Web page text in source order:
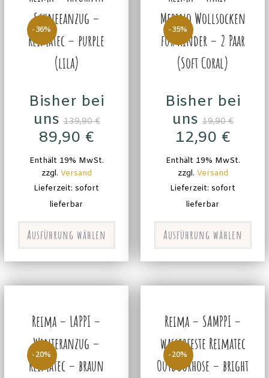
-36%
Schneeanzug –
Reimatec – purple
(lila)
Bisher bei
uns 139,90€
89,90 €
Enthält 19% MwSt.
zzgl. Versand
Lieferzeit: sofort
lieferbar
Ausführung wählen
-35%
Merino Wollsocken
für Kinder – 2 Paar
(Soft Coral)
Bisher bei
uns 19,90€
12,90 €
Enthält 19% MwSt.
zzgl. Versand
Lieferzeit: sofort
lieferbar
Ausführung wählen
-20%
Reima – LAPPI –
Winteranzug –
Reimatec – braun
-20%
Reima – SAMPPI –
wasserfeste Reimatec
Outdoorhose – bright